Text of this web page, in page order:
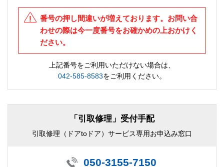
番号の押し間違いが増えております。お問い合
わせの際は今一度番号をお確かめの上おかけく
ださい。
上記番号をご利用いただけない場合は、
042-585-8583をご利用ください。
「引取修理」受付手配
引取修理（ドアtoドア）サービス専用お申込み窓口
050-3155-7150